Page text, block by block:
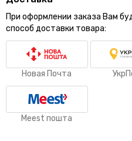
При оформлении заказа Вам
способ доставки товара:
Новая Почта
Meest пошта